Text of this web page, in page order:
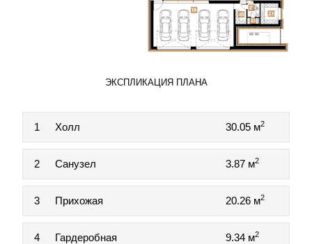
ЭКСПЛИКАЦИЯ ПЛАНА
1 Холл 30.05 м2
2 Санузел 3.87 м2
3 Прихожая 20.26 м2
4 Гардеробная 9.34 м2